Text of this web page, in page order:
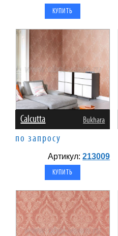
Calcutta Bukhara
по запросу
Артикул:213009